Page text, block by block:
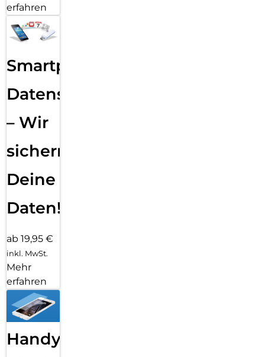
erfahren
Smartphone
Datensicherung
– Wir
sichern
Deine
Daten!
ab 19,95 €
inkl. MwSt.
Mehr
erfahren
Handy